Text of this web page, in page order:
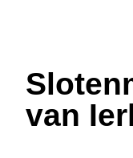
van